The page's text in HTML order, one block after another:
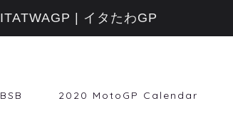
BSB 2020 MotoGP Calendar
ITATWAGP | イタたわGP